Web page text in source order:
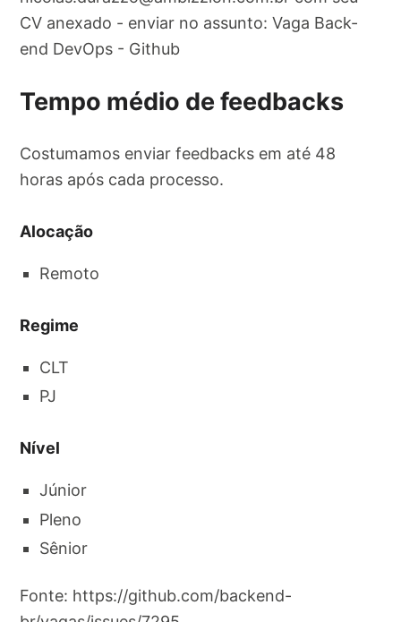
CV anexado - enviar no assunto: Vaga Back-
end DevOps - Github
Tempo médio de feedbacks
Costumamos enviar feedbacks em até 48
horas após cada processo.
Alocação
Remoto
Regime
CLT
PJ
Nível
Júnior
Pleno
Sênior
Fonte: https://github.com/backend-